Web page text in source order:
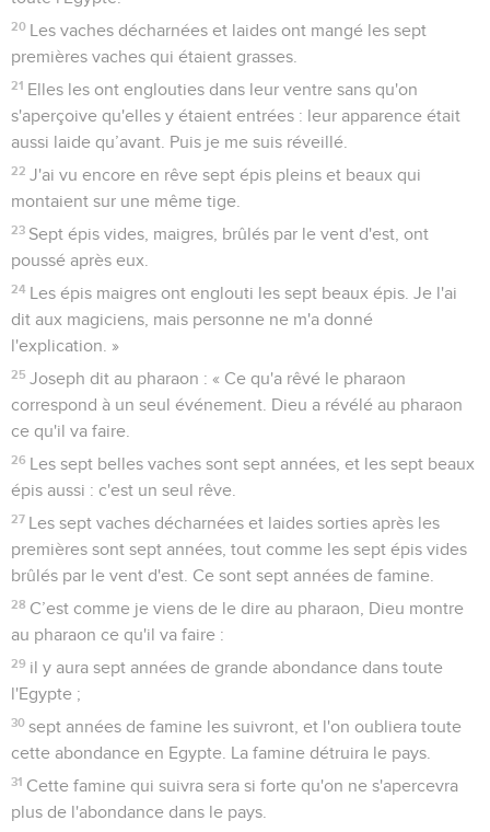
20 Les vaches décharnées et laides ont mangé les sept
premières vaches qui étaient grasses.
21 Elles les ont englouties dans leur ventre sans qu'on
s'aperçoive qu'elles y étaient entrées : leur apparence était
aussi laide qu’avant. Puis je me suis réveillé.
22 J'ai vu encore en rêve sept épis pleins et beaux qui
montaient sur une même tige.
23 Sept épis vides, maigres, brûlés par le vent d'est, ont
poussé après eux.
24 Les épis maigres ont englouti les sept beaux épis. Je l'ai
dit aux magiciens, mais personne ne m'a donné
l'explication. »
25 Joseph dit au pharaon : « Ce qu'a rêvé le pharaon
correspond à un seul événement. Dieu a révélé au pharaon
ce qu'il va faire.
26 Les sept belles vaches sont sept années, et les sept beaux
épis aussi : c'est un seul rêve.
27 Les sept vaches décharnées et laides sorties après les
premières sont sept années, tout comme les sept épis vides
brûlés par le vent d'est. Ce sont sept années de famine.
28 C’est comme je viens de le dire au pharaon, Dieu montre
au pharaon ce qu'il va faire :
29 il y aura sept années de grande abondance dans toute
l'Egypte ;
30 sept années de famine les suivront, et l'on oubliera toute
cette abondance en Egypte. La famine détruira le pays.
31 Cette famine qui suivra sera si forte qu'on ne s'apercevra
plus de l'abondance dans le pays.